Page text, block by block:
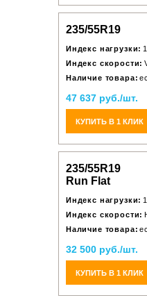
235/55R19
Индекс нагрузки:
Индекс скорости:
Наличие товара:
47 637 руб./шт.
КУПИТЬ В 1 КЛИК
235/55R19
Run Flat
Индекс нагрузки:
Индекс скорости:
Наличие товара:
32 500 руб./шт.
КУПИТЬ В 1 КЛИК